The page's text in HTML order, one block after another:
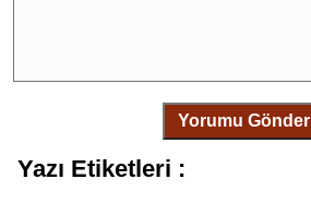
Yorumu Gönder
Yazı Etiketleri :